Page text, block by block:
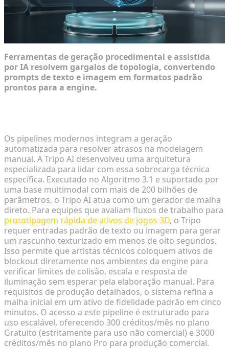
Ferramentas de geração procedimental e assistida
por IA resolvem gargalos de topologia, convertendo
prompts de texto e imagem em formatos padrão
prontos para a engine.
Os pipelines modernos integram a geração
automatizada para resolver atrasos na modelagem
manual. A Tripo AI desenvolveu uma arquitetura
especializada para lidar com essa sobrecarga técnica
específica. Executado no Algoritmo 3.1 e suportado por
uma base multimodal com mais de 200 bilhões de
parâmetros, o Tripo AI atua como um gerador de malha
direto. Para equipes que avaliam fluxos de trabalho para
prototipagem rápida de ativos de jogos 3D, o Tripo
requer entradas padrão de texto ou imagem para gerar
um rascunho texturizado em menos de oito segundos.
Isso permite que artistas técnicos coloquem ativos de
blockout diretamente nos ambientes da engine para
verificar limites de colisão, escala e resposta de
iluminação sem esperar pela elaboração manual. Para
requisitos de produção detalhados, o sistema refina a
malha inicial em um ativo de fidelidade padrão em cinco
minutos. O acesso a este pipeline é estruturado para
uso escalável, oferecendo 300 créditos/mês no plano
Gratuito (estritamente para uso não comercial) e 3000
créditos/mês no plano Pro para produção comercial.